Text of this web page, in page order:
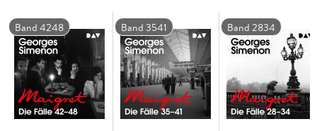
Band 4248 Band 3541 Band 2834